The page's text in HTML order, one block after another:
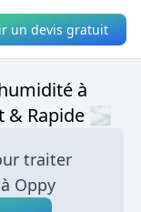
un devis gratuit
à
& Rapide 🌫
traiter
Oppy